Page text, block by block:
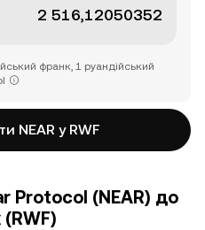
франк, 1 руандійський
NEAR у RWF
Protocol (NEAR) до